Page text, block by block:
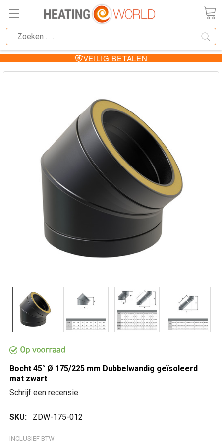
VEILIG BETALEN
Bocht 45° Ø 175/225 mm Dubbelwandig geïsoleerd
mat zwart
Schrijf een recensie
SKU: ZDW-175-012
INCLUSIEF BTW